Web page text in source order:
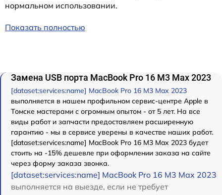
нормальном использовании.
Показать полностью
Замена USB порта MacBook Pro 16 M3 Max 2023
[dataset:services:name] MacBook Pro 16 M3 Max 2023
выполняется в нашем профильном сервис-центре Apple в
Томске мастерами с огромным опытом - от 5 лет. На все
виды работ и запчасти предоставляем расширенную
гарантию - мы в сервисе уверены в качестве наших работ.
[dataset:services:name] MacBook Pro 16 M3 Max 2023 будет
стоить на -15% дешевле при оформлении заказа на сайте
через форму заказа звонка.
[dataset:services:name] MacBook Pro 16 M3 Max 2023
выполняется на выезде, если не требует